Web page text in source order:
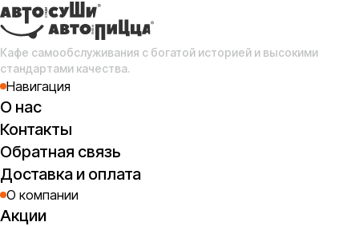
Кафе самообслуживания с богатой историей и высокими
стандартами качества.
Навигация
О нас
Контакты
Обратная связь
Доставка и оплата
О компании
Акции